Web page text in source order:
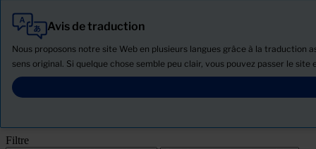
Avis de traduction
Nous proposons notre site Web en plusieurs langues grâce à la
sens original. Si quelque chose semble peu clair, vous pouvez passer le site
Tout
Actualités
Télécharger la Fiche de données de sécurité
Filtre